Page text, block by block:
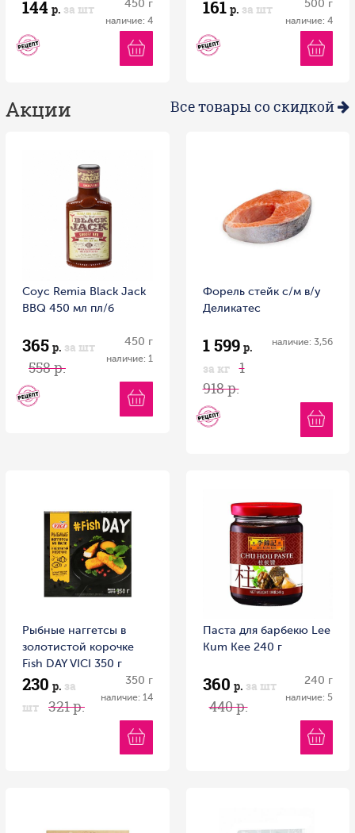
144 р. за шт 450 г
наличие: 4
161 р. за шт 500 г
наличие: 4
Акции Все товары со скидкой
Соус Remia Black Jack
BBQ 450 мл пл/б
365 р. за шт
558 р.
450 г
наличие: 1
Форель стейк с/м в/у
Деликатес
1 599 р.
за кг
1
918 р.
наличие: 3,56
Рыбные наггетсы в
золотистой корочке
Fish DAY VICI 350 г
230 р. за
шт
321 р.
350 г
наличие: 14
Паста для барбекю Lee
Kum Kee 240 г
360 р. за шт
440 р.
240 г
наличие: 5